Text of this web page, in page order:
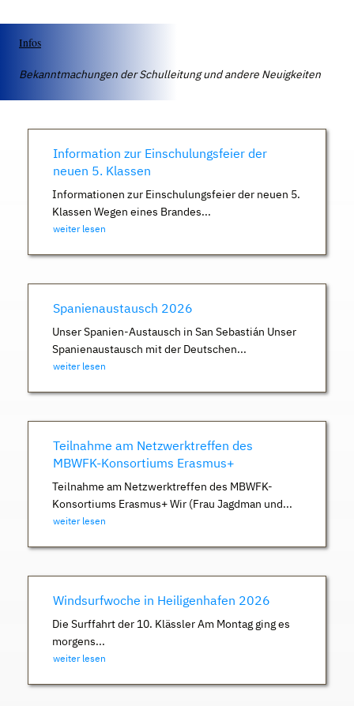
Infos
Bekanntmachungen der Schulleitung und andere Neuigkeiten
Information zur Einschulungsfeier der
neuen 5. Klassen
Informationen zur Einschulungsfeier der neuen 5.
Klassen Wegen eines Brandes...
weiter lesen
Spanienaustausch 2026
Unser Spanien-Austausch in San Sebastián Unser
Spanienaustausch mit der Deutschen...
weiter lesen
Teilnahme am Netzwerktreffen des
MBWFK-Konsortiums Erasmus+
Teilnahme am Netzwerktreffen des MBWFK-
Konsortiums Erasmus+ Wir (Frau Jagdman und...
weiter lesen
Windsurfwoche in Heiligenhafen 2026
Die Surffahrt der 10. Klässler Am Montag ging es
morgens...
weiter lesen